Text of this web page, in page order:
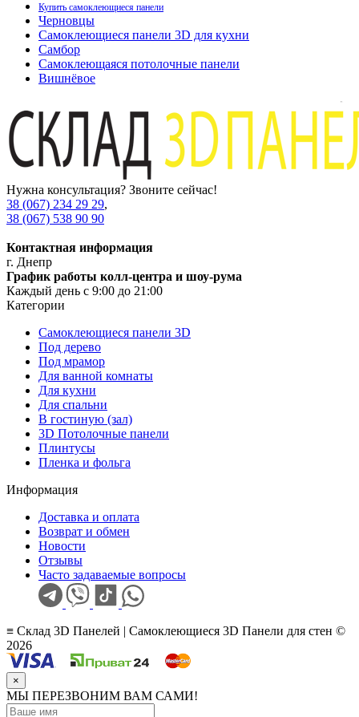
Купить самоклеющиеся панели
Черновцы
Самоклеющиеся панели 3D для кухни
Самбор
Самоклеющаяся потолочные панели
Вишнёвое
Нужна консультация? Звоните сейчас!
38 (067) 234 29 29,
38 (067) 538 90 90
Контактная информация
г. Днепр
График работы колл-центра и шоу-рума
Каждый день с 9:00 до 21:00
Категории
Самоклеющиеся панели 3D
Под дерево
Под мрамор
Для ванной комнаты
Для кухни
Для спальни
В гостиную (зал)
3D Потолочные панели
Плинтусы
Пленка и фольга
Информация
Доставка и оплата
Возврат и обмен
Новости
Отзывы
Часто задаваемые вопросы
≡ Склад 3D Панелей | Самоклеющиеся 3D Панели для стен ©
2026
×
МЫ ПЕРЕЗВОНИМ ВАМ САМИ!